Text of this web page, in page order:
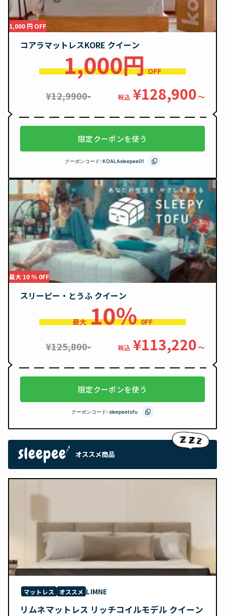
1,000 円 OFF
コアラマットレスKORE クイーン
1,000円 OFF
¥12,9900- 税込 ¥128,900〜
限定クーポンを使う
クーポンコード: KOALAsleepee01
最大 10 ％ 0FF
スリーピー・とうふ クイーン
最大 10％ 0FF
¥125,800- 税込 ¥113,220〜
限定クーポンを使う
クーポンコード: sleepeetofu
オススメ商品
マットレス オススメ LIMNE
リムネマットレス リッチコイルモデル クイーン